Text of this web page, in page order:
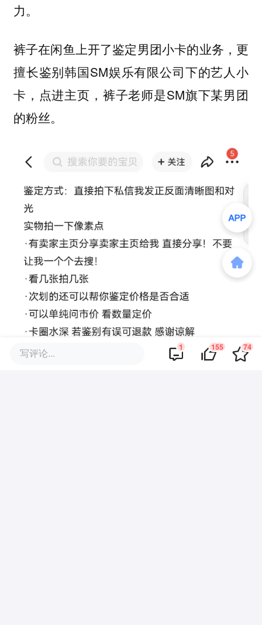
力。
裤子在闲鱼上开了鉴定男团小卡的业务，更
擅长鉴别韩国SM娱乐有限公司下的艺人小
卡，点进主页，裤子老师是SM旗下某男团
的粉丝。
写评论... 1 155 74